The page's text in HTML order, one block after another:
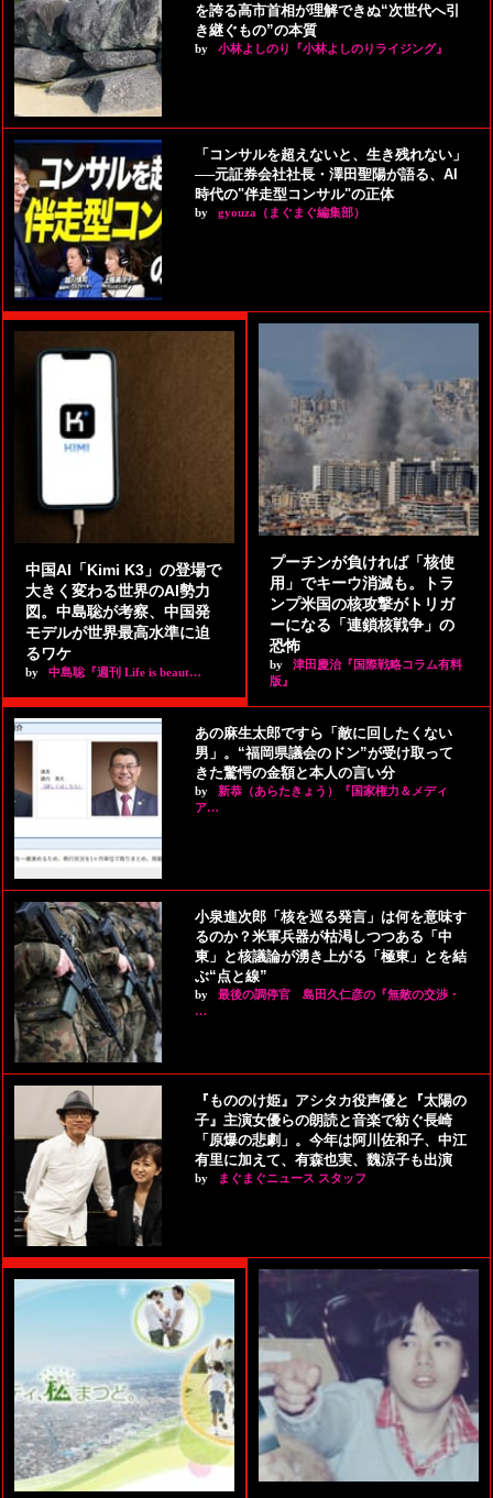
を誇る高市首相が理解できぬ“次世代へ引
き継ぐもの”の本質
by 小林よしのり『小林よしのりライジング』
「コンサルを超えないと、生き残れない」
──元証券会社社長・澤田聖陽が語る、AI
時代の"伴走型コンサル"の正体
by gyouza（まぐまぐ編集部）
中国AI「Kimi K3」の登場で
大きく変わる世界のAI勢力
図。中島聡が考察、中国発
モデルが世界最高水準に迫
るワケ
by 中島聡『週刊 Life is beaut…
プーチンが負ければ「核使
用」でキーウ消滅も。トラ
ンプ米国の核攻撃がトリガ
ーになる「連鎖核戦争」の
恐怖
by
津田慶治『国際戦略コラム有料
版』
あの麻生太郎ですら「敵に回したくない
男」。“福岡県議会のドン”が受け取って
きた驚愕の金額と本人の言い分
by
新恭（あらたきょう）『国家権力＆メディ
ア…
小泉進次郎「核を巡る発言」は何を意味す
るのか？米軍兵器が枯渇しつつある「中
東」と核議論が湧き上がる「極東」とを結
ぶ“点と線”
by
最後の調停官 島田久仁彦の『無敵の交渉・
…
『もののけ姫』アシタカ役声優と『太陽の
子』主演女優らの朗読と音楽で紡ぐ長崎
「原爆の悲劇」。今年は阿川佐和子、中江
有里に加えて、有森也実、魏涼子も出演
by まぐまぐニュース スタッフ